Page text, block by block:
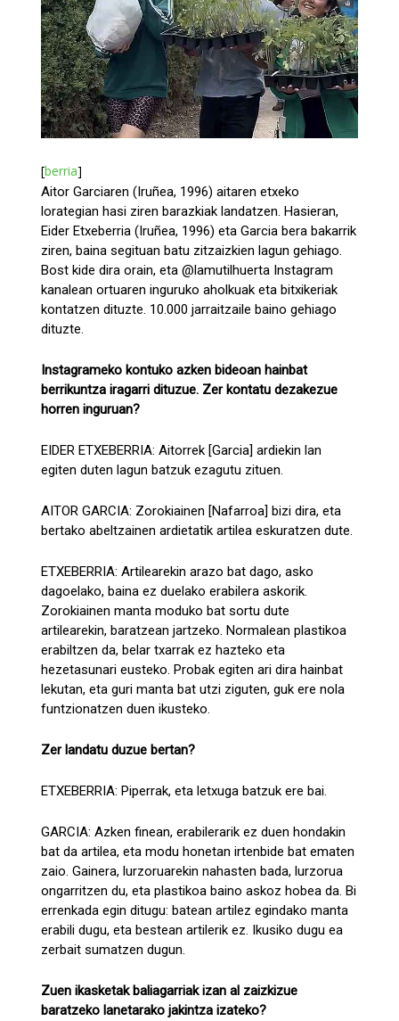
[berria]
Aitor Garciaren (Iruñea, 1996) aitaren etxeko
lorategian hasi ziren barazkiak landatzen. Hasieran,
Eider Etxeberria (Iruñea, 1996) eta Garcia bera bakarrik
ziren, baina segituan batu zitzaizkien lagun gehiago.
Bost kide dira orain, eta @lamutilhuerta Instagram
kanalean ortuaren inguruko aholkuak eta bitxikeriak
kontatzen dituzte. 10.000 jarraitzaile baino gehiago
dituzte.
Instagrameko kontuko azken bideoan hainbat
berrikuntza iragarri dituzue. Zer kontatu dezakezue
horren inguruan?
EIDER ETXEBERRIA: Aitorrek [Garcia] ardiekin lan
egiten duten lagun batzuk ezagutu zituen.
AITOR GARCIA: Zorokiainen [Nafarroa] bizi dira, eta
bertako abeltzainen ardietatik artilea eskuratzen dute.
ETXEBERRIA: Artilearekin arazo bat dago, asko
dagoelako, baina ez duelako erabilera askorik.
Zorokiainen manta moduko bat sortu dute
artilearekin, baratzean jartzeko. Normalean plastikoa
erabiltzen da, belar txarrak ez hazteko eta
hezetasunari eusteko. Probak egiten ari dira hainbat
lekutan, eta guri manta bat utzi ziguten, guk ere nola
funtzionatzen duen ikusteko.
Zer landatu duzue bertan?
ETXEBERRIA: Piperrak, eta letxuga batzuk ere bai.
GARCIA: Azken finean, erabilerarik ez duen hondakin
bat da artilea, eta modu honetan irtenbide bat ematen
zaio. Gainera, lurzoruarekin nahasten bada, lurzorua
ongarritzen du, eta plastikoa baino askoz hobea da. Bi
errenkada egin ditugu: batean artilez egindako manta
erabili dugu, eta bestean artilerik ez. Ikusiko dugu ea
zerbait sumatzen dugun.
Zuen ikasketak baliagarriak izan al zaizkizue
baratzeko lanetarako jakintza izateko?